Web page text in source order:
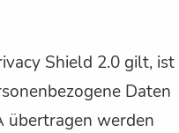
Shield 2.0 gilt, ist
Daten
übertragen werden